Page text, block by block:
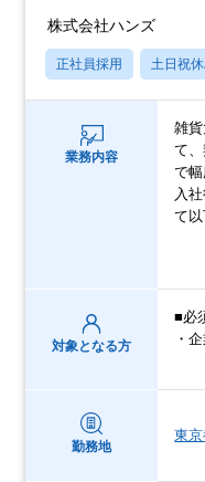
株式会社ハンズ
正社員採用 土日祝
業務内容
雑
て
で
入
て
対象となる方
■必
・
勤務地
東